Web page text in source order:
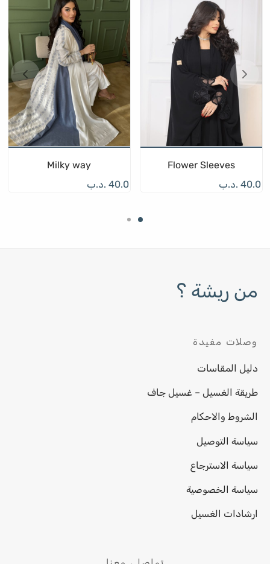
Flower Sleeves
40.0 .د.ب
Milky way
40.0 .د.ب
من ريشة ؟
وصلات مفيدة
دليل المقاسات
طريقة الغسيل – غسيل جاف
الشروط والاحكام
سياسة التوصيل
سياسة الاسترجاع
سياسة الخصوصية
ارشادات الغسيل